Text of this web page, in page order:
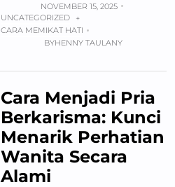
NOVEMBER 15, 2025
UNCATEGORIZED
+
CARA MEMIKAT HATI
BYHENNY TAULANY
Cara Menjadi Pria
Berkarisma: Kunci
Menarik Perhatian
Wanita Secara
Alami